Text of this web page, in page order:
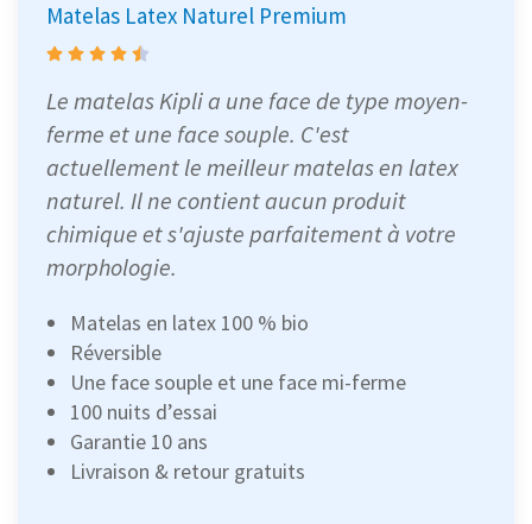
Matelas Latex Naturel Premium
Le matelas Kipli a une face de type moyen-
ferme et une face souple. C'est
actuellement le meilleur matelas en latex
naturel. Il ne contient aucun produit
chimique et s'ajuste parfaitement à votre
morphologie.
Matelas en latex 100 % bio
Réversible
Une face souple et une face mi-ferme
100 nuits d’essai
Garantie 10 ans
Livraison & retour gratuits